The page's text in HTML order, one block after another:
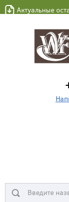
Актуальные